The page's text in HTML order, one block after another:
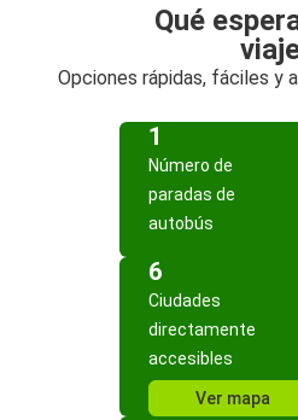
Qué
Opciones rápidas, fáciles y
1
Número de
paradas de
autobús
6
Ciudades
directamente
accesibles
Ver mapa